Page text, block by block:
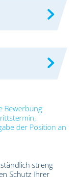
Bewerbung
der Position an
streng
Schutz Ihrer